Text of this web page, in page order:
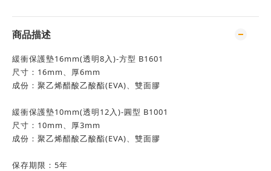
商品描述
緩衝保護墊16mm(透明8入)-方型 B1601
尺寸：16mm、厚6mm
成份：聚乙烯醋酸乙酸酯(EVA)、雙面膠
緩衝保護墊10mm(透明12入)-圓型 B1001
尺寸：10mm、厚3mm
成份：聚乙烯醋酸乙酸酯(EVA)、雙面膠
保存期限：5年